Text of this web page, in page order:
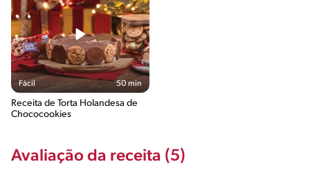
Fácil 50 min
Receita de Torta Holandesa de
Chococookies
Avaliação da receita (5)